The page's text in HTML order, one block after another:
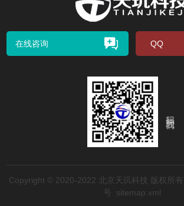
在线咨询 QQ
Copyright © 2020-2022 北京天玑科技 版权所有
号
sitemap.xml